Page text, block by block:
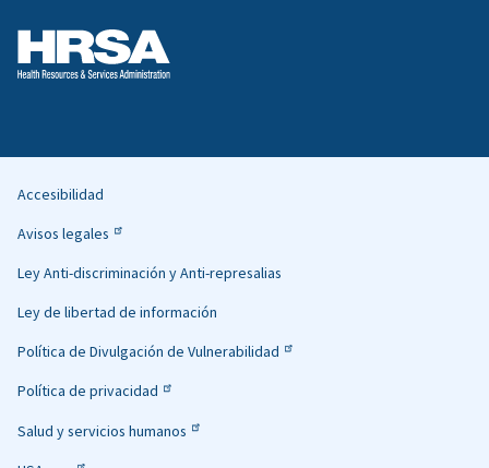
Helpful
Links
Accesibilidad
Avisos legales
Ley Anti-discriminación y Anti-represalias
Ley de libertad de información
Política de Divulgación de Vulnerabilidad
Política de privacidad
Salud y servicios humanos